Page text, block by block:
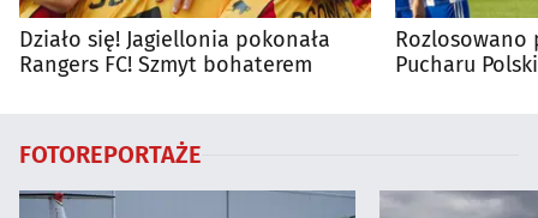
Działo się! Jagiellonia pokonała
Rangers FC! Szmyt bohaterem
Rozlosowano
Pucharu Polski
FOTOREPORTAŻE